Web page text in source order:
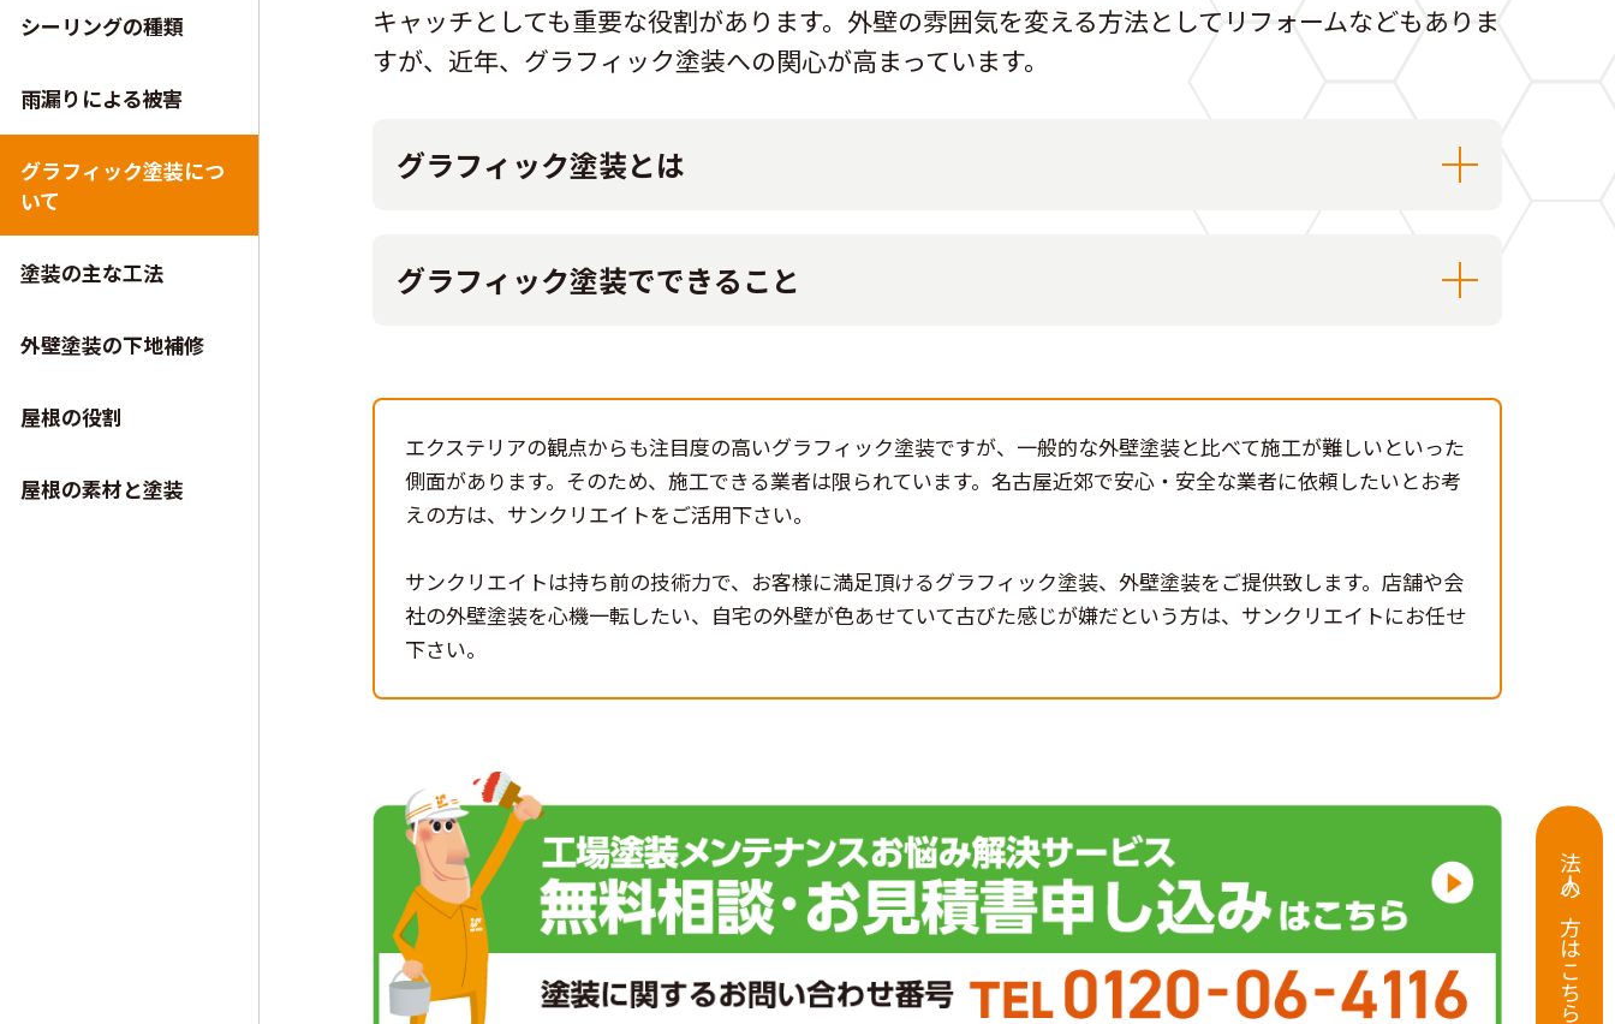
シーリングの種類
雨漏りによる被害
グラフィック塗装につ
いて
塗装の主な工法
外壁塗装の下地補修
屋根の役割
屋根の素材と塗装
キャッチとしても重要な役割があります。外壁の雰囲気を変える方法としてリフォームなどもありま
すが、近年、グラフィック塗装への関心が高まっています。
グラフィック塗装とは
グラフィック塗装でできること
エクステリアの観点からも注目度の高いグラフィック塗装ですが、一般的な外壁塗装と比べて施工が難しいといった
側面があります。そのため、施工できる業者は限られています。名古屋近郊で安心・安全な業者に依頼したいとお考
えの方は、サンクリエイトをご活用下さい。
サンクリエイトは持ち前の技術力で、お客様に満足頂けるグラフィック塗装、外壁塗装をご提供致します。店舗や会
社の外壁塗装を心機一転したい、自宅の外壁が色あせていて古びた感じが嫌だという方は、サンクリエイトにお任せ
下さい。
法人の方はこちら